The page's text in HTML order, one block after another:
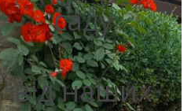
саду
від наших